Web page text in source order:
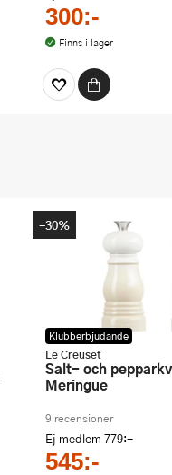
300:-
Finns i lager
Klubberbjudande
Le Creuset
Salt- och pepparkvarnset 12 cm
Meringue
9 recensioner
Ej medlem 779:-
545:-
-30%